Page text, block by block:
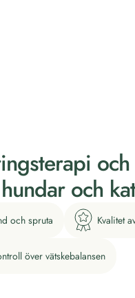
och
och
och spruta Kvalitet
över vätskebalansen